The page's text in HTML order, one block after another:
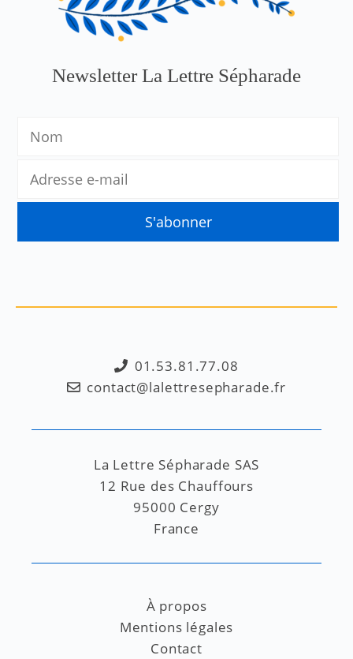
Newsletter La Lettre Sépharade
01.53.81.77.08
contact@lalettresepharade.fr
La Lettre Sépharade SAS
12 Rue des Chauffours
95000 Cergy
France
À propos
Mentions légales
Contact